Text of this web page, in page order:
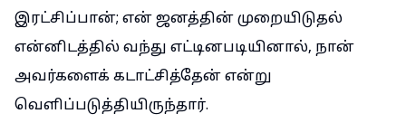
இரட்சிப்பான்; என் ஜனத்தின் முறையிடுதல்
என்னிடத்தில் வந்து எட்டினபடியினால், நான்
அவர்களைக் கடாட்சித்தேன் என்று
வெளிப்படுத்தியிருந்தார்.